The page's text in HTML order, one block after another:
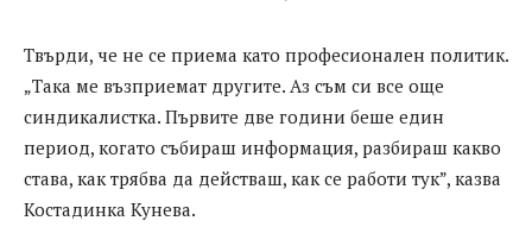
Твърди, че не се приема като професионален политик.
„Така ме възприемат другите. Аз съм си все още
синдикалистка. Първите две години беше един
период, когато събираш информация, разбираш какво
става, как трябва да действаш, как се работи тук”, казва
Костадинка Кунева.